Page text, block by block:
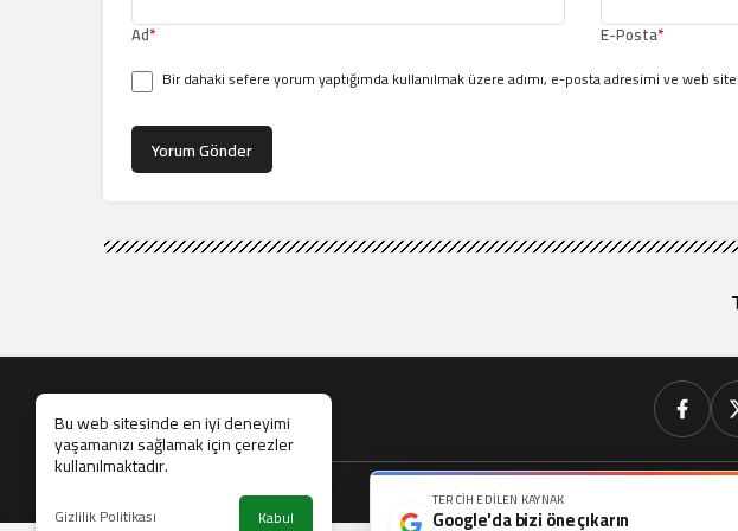
Ad* E-Posta*
Bir dahaki sefere yorum yaptığımda kullanılmak üzere adımı, e-posta adresimi ve web
Yorum Gönder
Bu web sitesinde en iyi deneyimi
yaşamanızı sağlamak için çerezler
kullanılmaktadır.
Gizlilik Politikası Kabul Asya Biyografi Dünya Ekonomi
TERCIH EDILEN KAYNAK
Google'da bizi öne çıkarın